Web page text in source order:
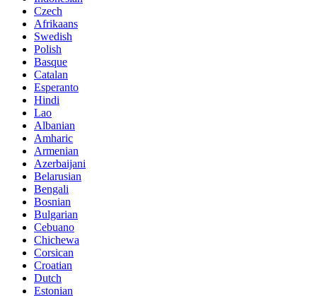
Czech
Afrikaans
Swedish
Polish
Basque
Catalan
Esperanto
Hindi
Lao
Albanian
Amharic
Armenian
Azerbaijani
Belarusian
Bengali
Bosnian
Bulgarian
Cebuano
Chichewa
Corsican
Croatian
Dutch
Estonian